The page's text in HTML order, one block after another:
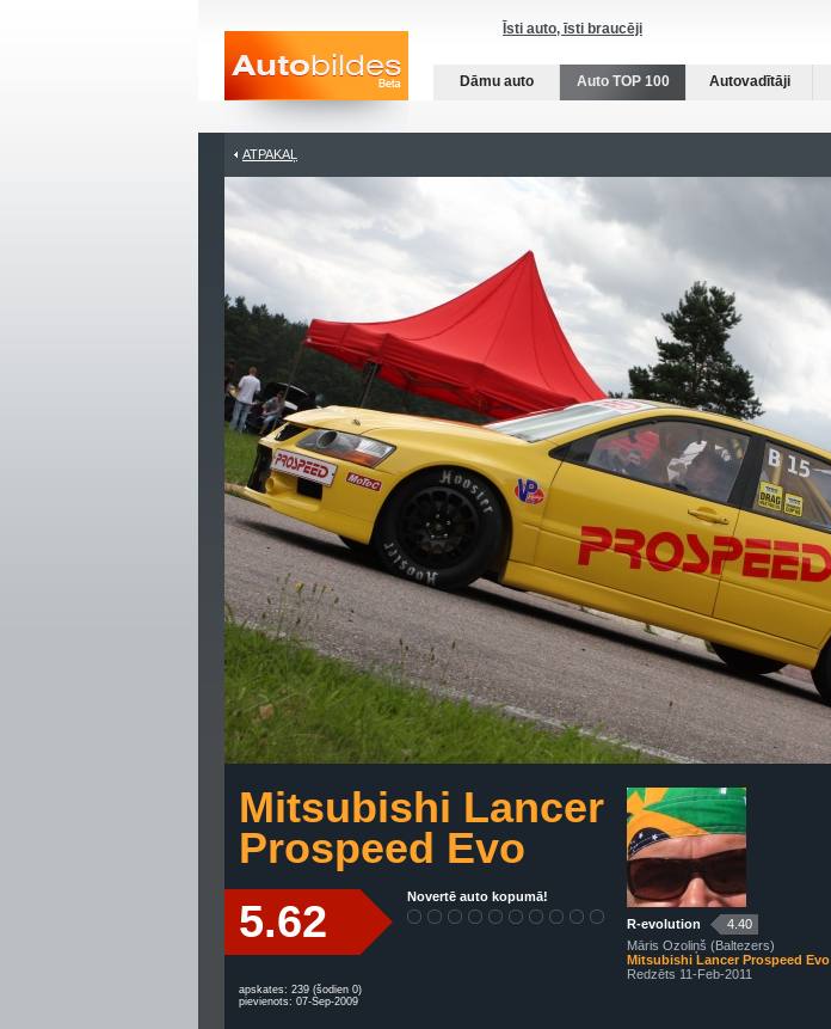
Īsti auto, īsti braucēji
Dāmu auto Auto TOP 100 Autovadītāji
ATPAKAĻ
Mitsubishi Lancer
Prospeed Evo
5.62 Novertē auto kopumā!
apskates: 239 (šodien 0)
pievienots: 07-Sep-2009
R-evolution
4.40
Māris Ozoliņš (Baltezers)
Mitsubishi Lancer Prospeed Evo
Redzēts 11-Feb-2011